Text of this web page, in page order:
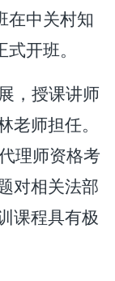
在中关村知
开班。
， 授课讲师
老师担任。
理师资格考
对相关法部
课程具有极